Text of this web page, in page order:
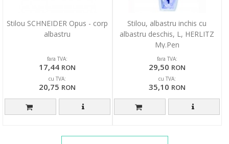
Stilou SCHNEIDER Opus - corp
albastru
fara TVA:
17,44 RON
cu TVA:
20,75 RON
Stilou, albastru inchis cu
albastru deschis, L, HERLITZ
My.Pen
fara TVA:
29,50 RON
cu TVA:
35,10 RON